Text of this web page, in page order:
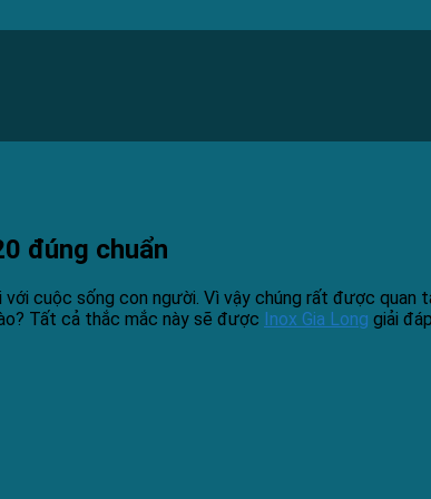
đúng chuẩn
cuộc sống con người. Vì vậy chúng rất được quan
Tất cả thắc mắc này sẽ được Inox Gia Long giải